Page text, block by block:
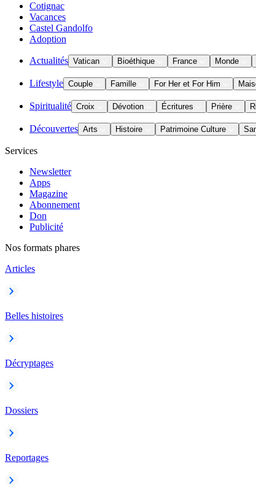
Cotignac
Vacances
Castel Gandolfo
Adoption
Actualités Vatican Bioéthique France Monde
Lifestyle Couple Famille For Her et For Him
Spiritualité Croix Dévotion Écritures Prière
Découvertes Arts Histoire Patrimoine Culture
Services
Newsletter
Apps
Magazine
Abonnement
Don
Publicité
Nos formats phares
Articles
Belles histoires
Décryptages
Dossiers
Reportages